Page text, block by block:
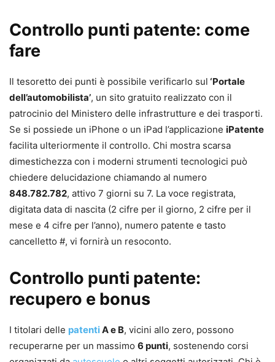
Controllo punti patente: come
fare
Il tesoretto dei punti è possibile verificarlo sul ‘Portale
dell’automobilista’, un sito gratuito realizzato con il
patrocinio del Ministero delle infrastrutture e dei trasporti.
Se si possiede un iPhone o un iPad l’applicazione iPatente
facilita ulteriormente il controllo. Chi mostra scarsa
dimestichezza con i moderni strumenti tecnologici può
chiedere delucidazione chiamando al numero
848.782.782, attivo 7 giorni su 7. La voce registrata,
digitata data di nascita (2 cifre per il giorno, 2 cifre per il
mese e 4 cifre per l’anno), numero patente e tasto
cancelletto #, vi fornirà un resoconto.
Controllo punti patente:
recupero e bonus
I titolari delle patentiA e B, vicini allo zero, possono
recuperarne per un massimo 6 punti, sostenendo corsi